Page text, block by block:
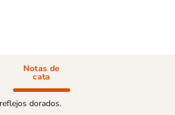
Notas de
cata
dorados.